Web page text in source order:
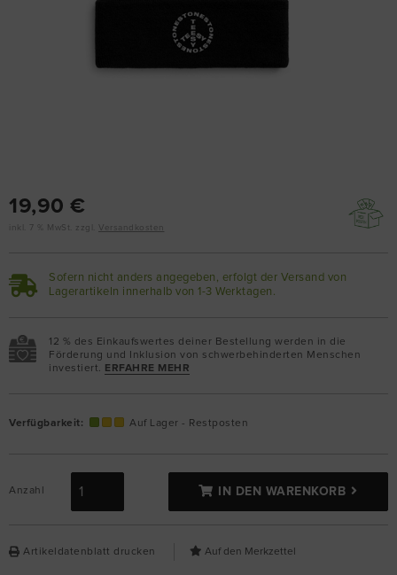
19,90 €
inkl. 7 % MwSt. zzgl. Versandkosten
Sofern nicht anders angegeben, erfolgt der Versand von
Lagerartikeln innerhalb von 1-3 Werktagen.
12 % des Einkaufswertes deiner Bestellung werden in die
Förderung und Inklusion von schwerbehinderten Menschen
investiert. ERFAHRE MEHR
Verfügbarkeit: Auf Lager - Restposten
Anzahl IN DEN WARENKORB
Artikeldatenblatt drucken